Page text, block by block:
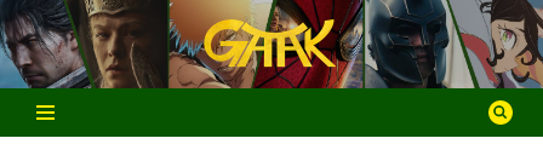
Aller
au
contenu